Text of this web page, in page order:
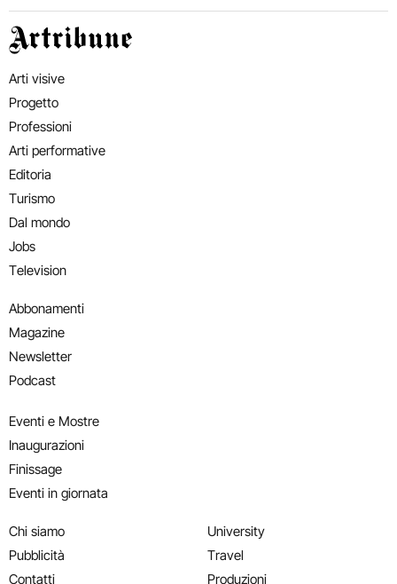
Artribune
Arti visive
Progetto
Professioni
Arti performative
Editoria
Turismo
Dal mondo
Jobs
Television
Abbonamenti
Magazine
Newsletter
Podcast
Eventi e Mostre
Inaugurazioni
Finissage
Eventi in giornata
Chi siamo
Pubblicità
Contatti
University
Travel
Produzioni